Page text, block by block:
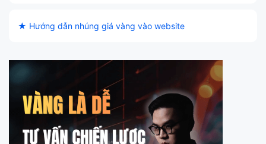
★ Hướng dẫn nhúng giá vàng vào website